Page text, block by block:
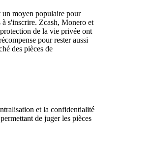
un moyen populaire pour
à s'inscrire. Zcash, Monero et
de la vie privée ont
pour rester aussi
des pièces de
et la confidentialité
de juger les pièces